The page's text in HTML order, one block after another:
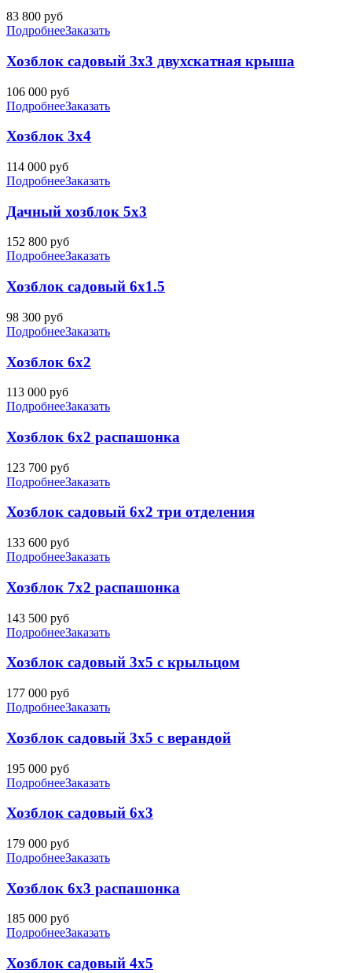
83 800 руб
ПодробнееЗаказать
Хозблок садовый 3х3 двухскатная крыша
106 000 руб
ПодробнееЗаказать
Хозблок 3х4
114 000 руб
ПодробнееЗаказать
Дачный хозблок 5х3
152 800 руб
ПодробнееЗаказать
Хозблок садовый 6х1.5
98 300 руб
ПодробнееЗаказать
Хозблок 6х2
113 000 руб
ПодробнееЗаказать
Хозблок 6х2 распашонка
123 700 руб
ПодробнееЗаказать
Хозблок садовый 6х2 три отделения
133 600 руб
ПодробнееЗаказать
Хозблок 7х2 распашонка
143 500 руб
ПодробнееЗаказать
Хозблок садовый 3х5 с крыльцом
177 000 руб
ПодробнееЗаказать
Хозблок садовый 3х5 с верандой
195 000 руб
ПодробнееЗаказать
Хозблок садовый 6х3
179 000 руб
ПодробнееЗаказать
Хозблок 6х3 распашонка
185 000 руб
ПодробнееЗаказать
Хозблок садовый 4х5